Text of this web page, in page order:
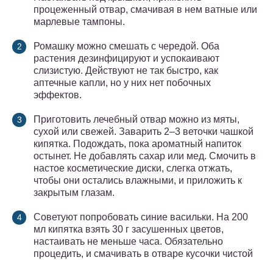
процеженный отвар, смачивая в нем ватные или
марлевые тампоны.
Ромашку можно смешать с чередой. Оба
растения дезинфицируют и успокаивают
слизистую. Действуют не так быстро, как
аптечные капли, но у них нет побочных
эффектов.
Приготовить лечебный отвар можно из мяты,
сухой или свежей. Заварить 2–3 веточки чашкой
кипятка. Подождать, пока ароматный напиток
остынет. Не добавлять сахар или мед. Смочить в
настое косметические диски, слегка отжать,
чтобы они остались влажными, и приложить к
закрытым глазам.
Советуют попробовать синие васильки. На 200
мл кипятка взять 30 г засушенных цветов,
настаивать не меньше часа. Обязательно
процедить, и смачивать в отваре кусочки чистой